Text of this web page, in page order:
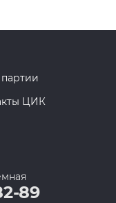
ЦИК
89